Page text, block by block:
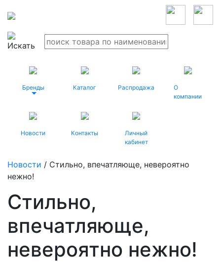
Бренды Каталог Распродажа
О
компании
Новости Контакты
Личный
кабинет
Новости / Стильно, впечатляюще, невероятно
нежно!
Стильно,
впечатляюще,
невероятно нежно!